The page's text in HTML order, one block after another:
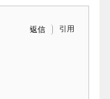
返信 引用